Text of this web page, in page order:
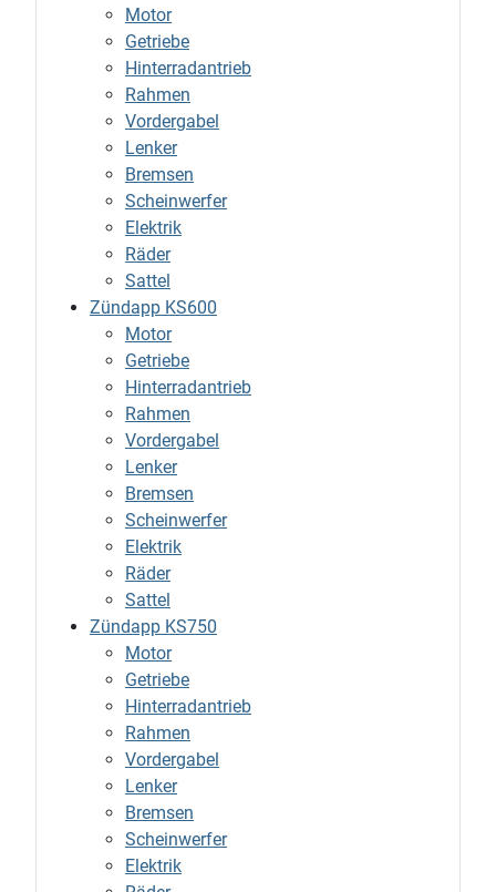
Motor
Getriebe
Hinterradantrieb
Rahmen
Vordergabel
Lenker
Bremsen
Scheinwerfer
Elektrik
Räder
Sattel
Zündapp KS600
Motor
Getriebe
Hinterradantrieb
Rahmen
Vordergabel
Lenker
Bremsen
Scheinwerfer
Elektrik
Räder
Sattel
Zündapp KS750
Motor
Getriebe
Hinterradantrieb
Rahmen
Vordergabel
Lenker
Bremsen
Scheinwerfer
Elektrik